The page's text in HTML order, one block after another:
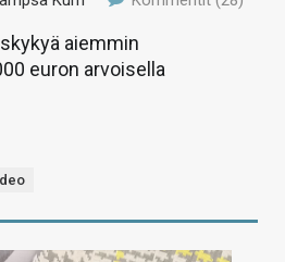
aiemmin
euron arvoisella